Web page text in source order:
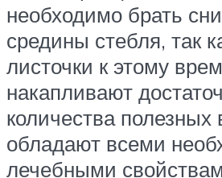
необходимо брать
средины стебля, так
листочки к этому
накапливают
количества
обладают всеми
лечебными